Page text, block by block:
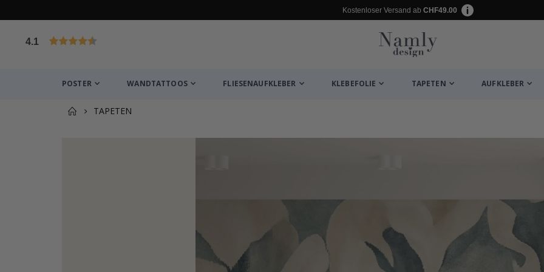
Kostenloser Versand ab CHF49.00
4.1
POSTER WANDTATTOOS FLIESENAUFKLEBER KLEBEFOLIE TAPETEN AUFKLEBER
TAPETEN
Zusammen gekaufte Produkte